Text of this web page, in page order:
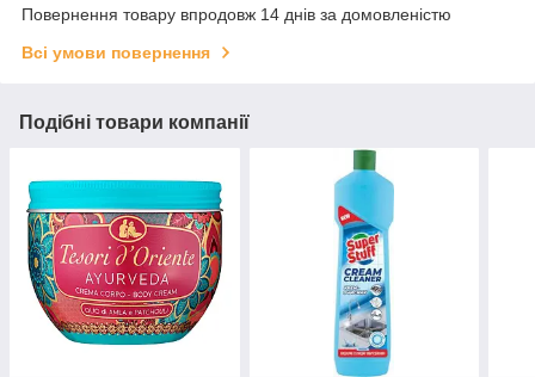
Повернення товару впродовж 14 днів за домовленістю
Всі умови повернення
Подібні товари компанії